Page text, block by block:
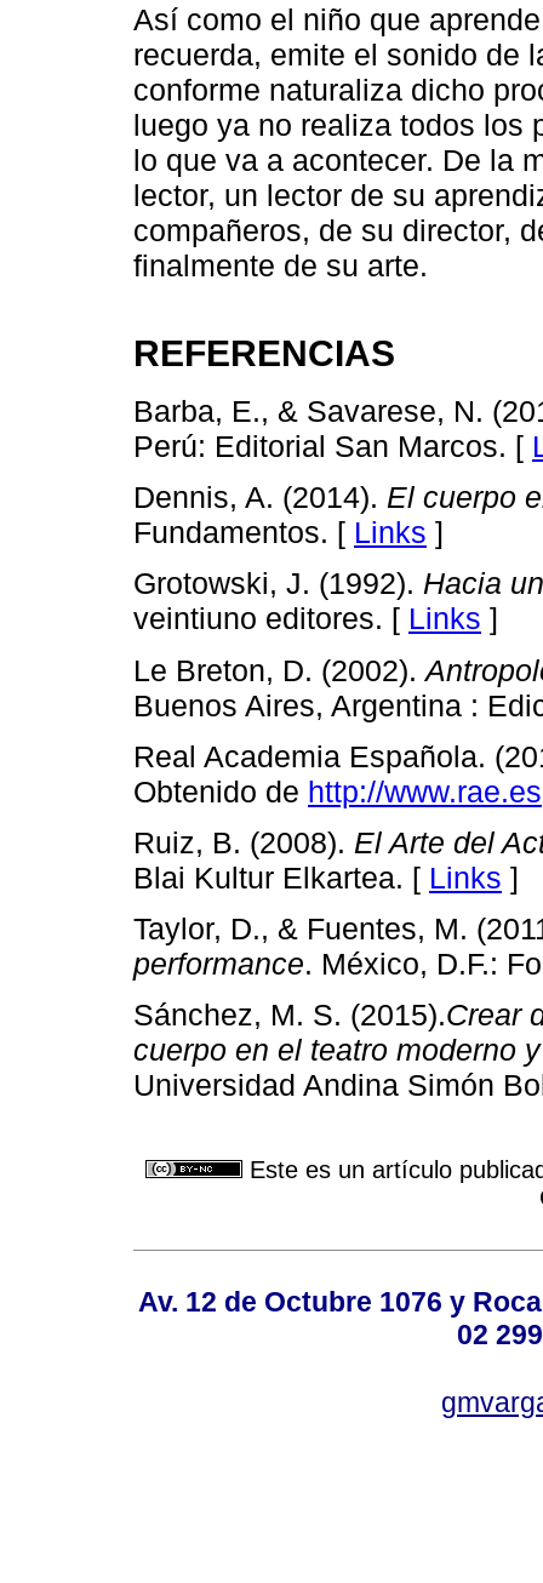
Así como el niño que
recuerda, emite el sonido de
conforme naturaliza dicho
luego ya no realiza todos los
lo que va a acontecer. De la
lector, un lector de su
compañeros, de su director,
finalmente de su arte.
REFERENCIAS
Barba, E., & Savarese, N.
Perú: Editorial San Marcos. [
Dennis, A. (2014). El cuerpo
Fundamentos. [ Links ]
Grotowski, J. (1992). Hacia
veintiuno editores. [ Links ]
Le Breton, D. (2002).
Buenos Aires, Argentina :
Real Academia Española.
Obtenido de http://www.rae.es
Ruiz, B. (2008). El Arte del
Blai Kultur Elkartea. [ Links ]
Taylor, D., & Fuentes, M.
performance. México, D.F.:
Sánchez, M. S. (2015).Crear
cuerpo en el teatro moderno
Universidad Andina Simón
Este es un artículo
Av. 12 de Octubre 1076 y
02